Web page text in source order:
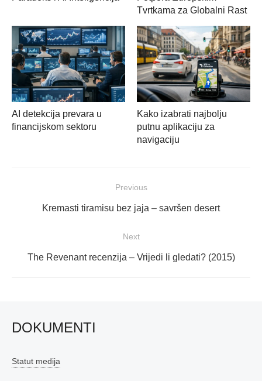
Tvrtkama za Globalni Rast
AI detekcija prevara u
financijskom sektoru
Kako izabrati najbolju
putnu aplikaciju za
navigaciju
objava
Previous
Previous
Kremasti tiramisu bez jaja – savršen desert
Next
Next
The Revenant recenzija – Vrijedi li gledati? (2015)
DOKUMENTI
Statut medija